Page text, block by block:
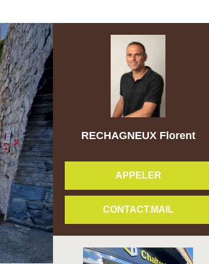
RECHAGNEUX Florent
APPELER
CONTACT.MAIL